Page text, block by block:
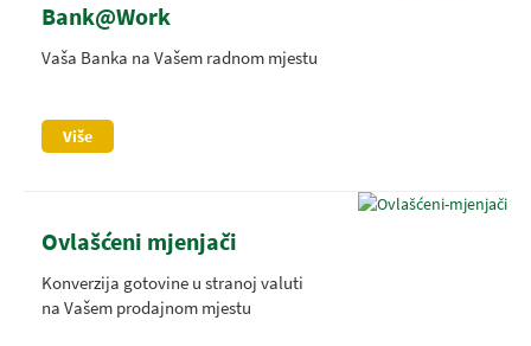
Bank@Work
Vaša Banka na Vašem radnom mjestu
Više
Ovlašćeni mjenjači
Konverzija gotovine u stranoj valuti
na Vašem prodajnom mjestu